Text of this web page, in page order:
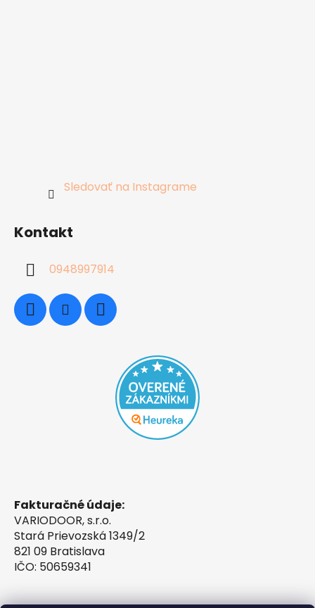
Sledovať na Instagrame
Kontakt
0948997914
Fakturačné údaje:
VARIODOOR, s.r.o.
Stará Prievozská 1349/2
821 09 Bratislava
IČO: 50659341